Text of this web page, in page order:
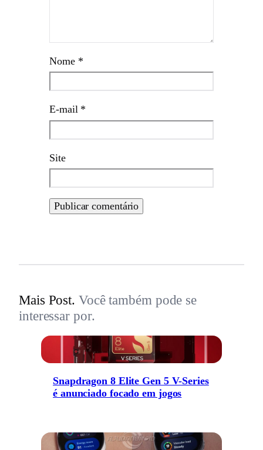
Nome *
E-mail *
Site
Mais Post. Você também pode se
interessar por.
Snapdragon 8 Elite Gen 5 V-Series
é anunciado focado em jogos